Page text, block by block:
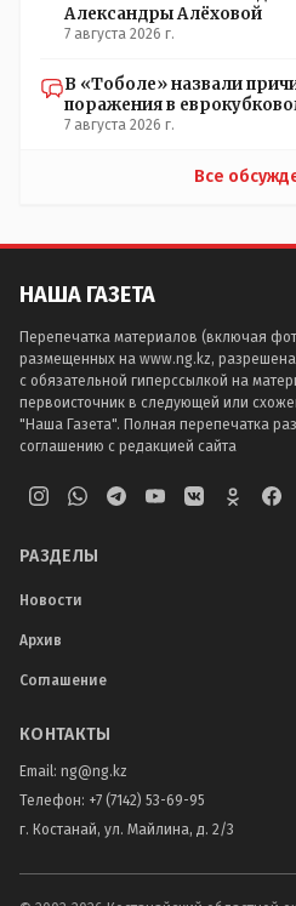
Александры Алёховой
7 августа 2026 г.
В «Тоболе» назвали
поражения в
7 августа 2026 г.
Все
НАША ГАЗЕТА
Перепечатка материалов (включая
размещенных на www.ng.kz,
с обязательной гиперссылкой на
первоисточник в следующей или
"Наша Газета". Полная перепечатка
соглашению с редакцией сайта
РАЗДЕЛЫ
Новости
Архив
Соглашение
КОНТАКТЫ
Email: ng@ng.kz
Телефон: +7 (7142) 53-69-95
г. Костанай, ул. Майлина, д. 2/3